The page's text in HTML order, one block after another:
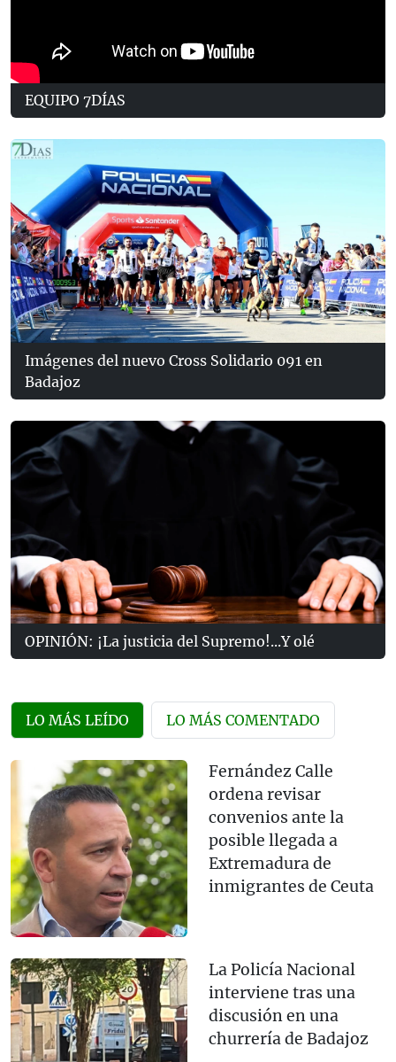
EQUIPO 7DÍAS
Imágenes del nuevo Cross Solidario 091 en
Badajoz
OPINIÓN: ¡La justicia del Supremo!...Y olé
LO MÁS LEÍDO LO MÁS COMENTADO
Fernández Calle
ordena revisar
convenios ante la
posible llegada a
Extremadura de
inmigrantes de Ceuta
La Policía Nacional
interviene tras una
discusión en una
churrería de Badajoz